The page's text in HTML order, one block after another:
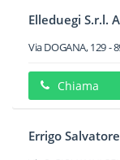
Elleduegi S.r.l.
Via DOGANA, 129-
Chiama
Errigo